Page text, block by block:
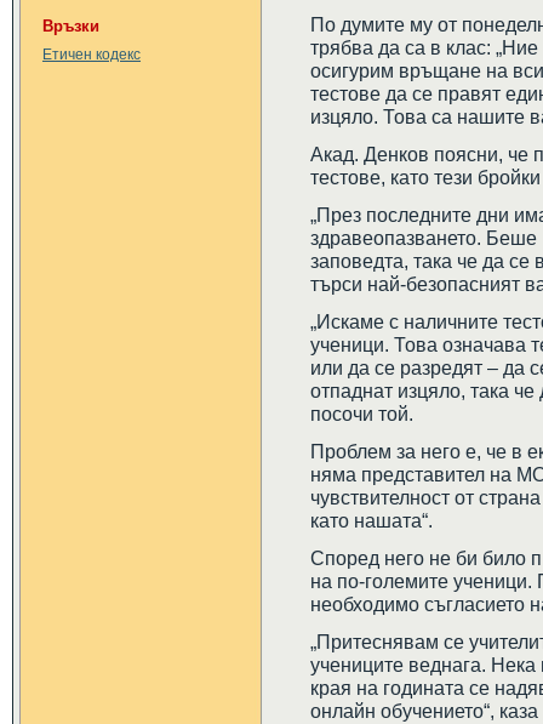
Връзки
Етичен кодекс
По думите му от
трябва да са в клас:
осигурим връщане на
тестове да се правят
изцяло. Това са нашите
Акад. Денков поясни, че
тестове, като тези
„През последните дни
здравеопазването. Беше
заповедта, така че да
търси най-безопасният
„Искаме с наличните
ученици. Това означава
или да се разредят – да
отпаднат изцяло, така
посочи той.
Проблем за него е, че в
няма представител на
чувствителност от
като нашата“.
Според него не би било
на по-големите
необходимо съгласието
„Притеснявам се
учениците веднага.
края на годината се
онлайн обучението“,